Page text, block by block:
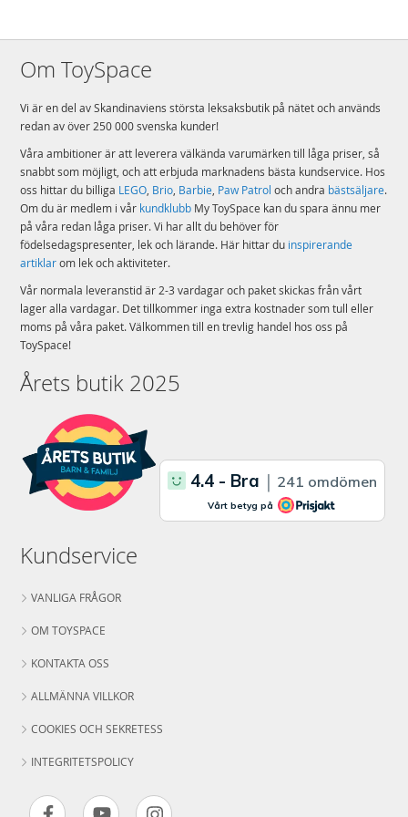
Ålder: från 1 år
OBS! Det uppladdningsbara batteriet måste laddas med jämna mellanrum
Mer
Modell IGED1176
EAN 8005475420287
Varumärke Peg Perego
Om ToySpace
Vi är en del av Skandinaviens största leksaksbutik på nätet och används
redan av över 250 000 svenska kunder!
Våra ambitioner är att leverera välkända varumärken till låga priser, så
snabbt som möjligt, och att erbjuda marknadens bästa kundservice. Hos
oss hittar du billiga LEGO, Brio, Barbie, Paw Patrol och andra bästsäljare.
Om du är medlem i vår kundklubb My ToySpace kan du spara ännu mer
på våra redan låga priser. Vi har allt du behöver för
födelsedagspresenter, lek och lärande. Här hittar du inspirerande
artiklarom lek och aktiviteter.
Vår normala leveranstid är 2-3 vardagar och paket skickas från vårt
lager alla vardagar. Det tillkommer inga extra kostnader som tull eller
moms på våra paket. Välkommen till en trevlig handel hos oss på
ToySpace!
Årets butik 2025
Kundservice
VANLIGA FRÅGOR
OM TOYSPACE
KONTAKTA OSS
ALLMÄNNA VILLKOR
COOKIES OCH SEKRETESS
INTEGRITETSPOLICY